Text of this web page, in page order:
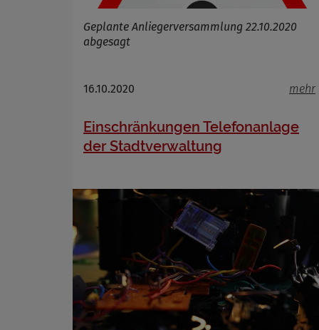
Geplante Anliegerversammlung 22.10.2020
abgesagt
16.10.2020 mehr
Einschränkungen Telefonanlage
der Stadtverwaltung